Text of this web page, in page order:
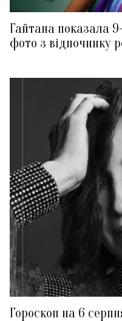
Гайтана показала
фото з відпочинку
Гороскоп на 6